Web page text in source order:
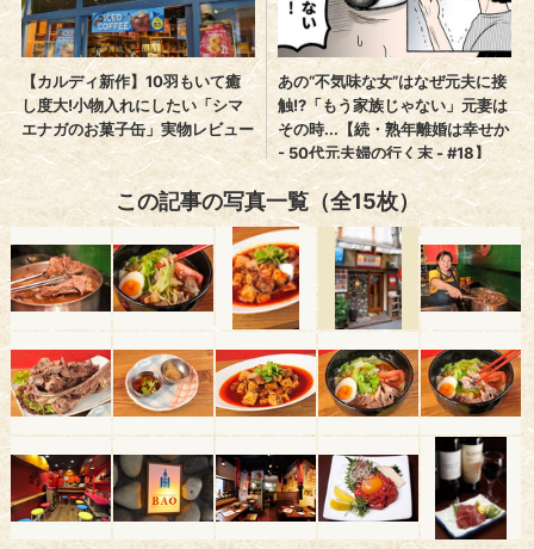
この記事の写真一覧（全15枚）